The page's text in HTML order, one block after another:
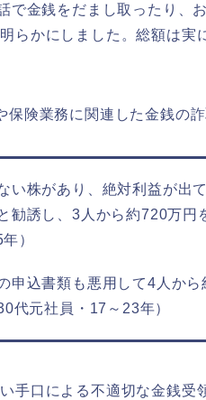
で金銭をだまし取ったり、
らかにしました。総額は実
険業務に関連した金銭の
い株があり、絶対利益が出
勧誘し、3人から約720万円
）
申込書類も悪用して4人か
代元社員・17～23年）
手口による不適切な金銭受